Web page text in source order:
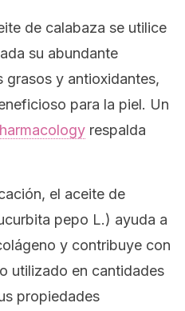
de calabaza se utilice
su abundante
y antioxidantes,
para la piel. Un
respalda
el aceite de
pepo L.) ayuda a
y contribuye con
utilizado en cantidades
propiedades